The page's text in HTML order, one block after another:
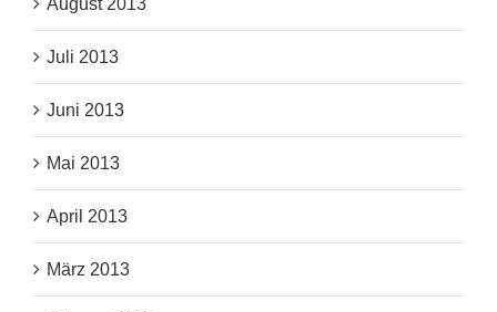
August 2013
Juli 2013
Juni 2013
Mai 2013
April 2013
März 2013